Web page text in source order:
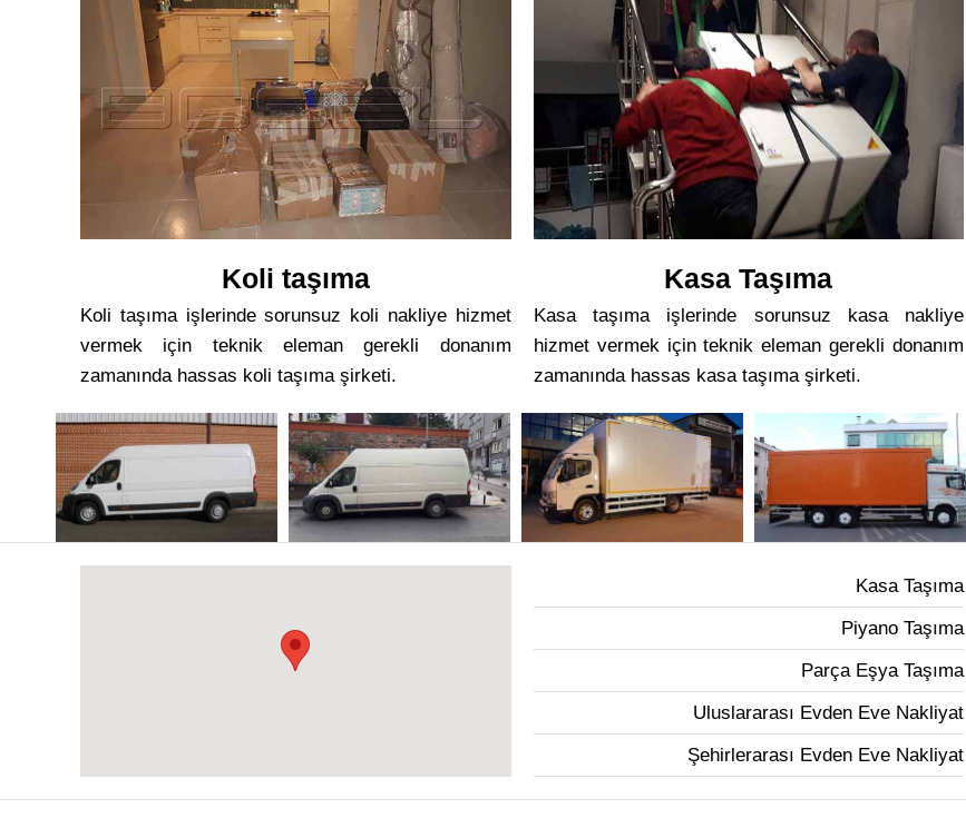
Koli taşıma
Koli taşıma işlerinde sorunsuz koli nakliye hizmet
vermek için teknik eleman gerekli donanım
zamanında hassas koli taşıma şirketi.
Kasa Taşıma
Kasa taşıma işlerinde sorunsuz kasa nakliye
hizmet vermek için teknik eleman gerekli donanım
zamanında hassas kasa taşıma şirketi.
Kasa Taşıma
Piyano Taşıma
Parça Eşya Taşıma
Uluslararası Evden Eve Nakliyat
Şehirlerarası Evden Eve Nakliyat